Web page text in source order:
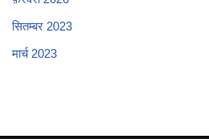
सितम्बर 2023
मार्च 2023